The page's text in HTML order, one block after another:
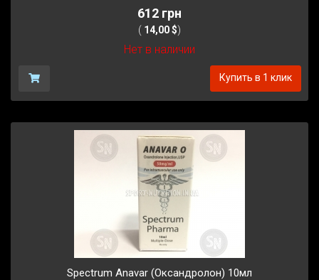
612 грн
( 14,00 $)
Нет в наличии
Купить в 1 клик
Spectrum Anavar (Оксандролон) 10мл